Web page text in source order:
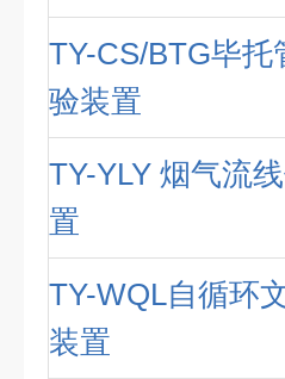
TY-CS/BTG毕
验装置
TY-YLY 烟气流
置
TY-WQL自循环
装置